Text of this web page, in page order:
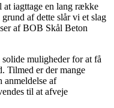
iagttage en lang række
af dette slår vi et slag
af BOB Skål Beton
muligheder for at få
Tilmed er der mange
anmeldelse af
til at afveje